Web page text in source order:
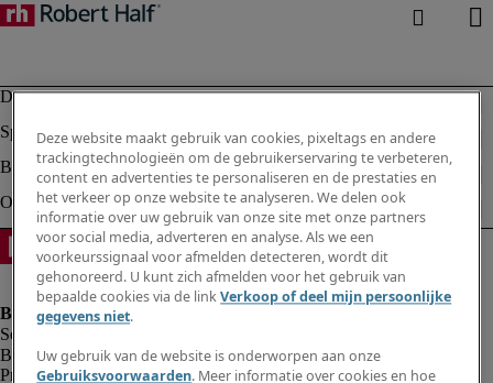
Bedrijfsinformatie
Privacyverklaring
Deze website maakt gebruik van cookies, pixeltags en andere
trackingtechnologieën om de gebruikerservaring te verbeteren,
content en advertenties te personaliseren en de prestaties en
het verkeer op onze website te analyseren. We delen ook
informatie over uw gebruik van onze site met onze partners
voor social media, adverteren en analyse. Als we een
voorkeurssignaal voor afmelden detecteren, wordt dit
gehonoreerd. U kunt zich afmelden voor het gebruik van
bepaalde cookies via de linkVerkoop of deel mijn persoonlijke
gegevens niet.
Uw gebruik van de website is onderworpen aan onze
Gebruiksvoorwaarden. Meer informatie over cookies en hoe